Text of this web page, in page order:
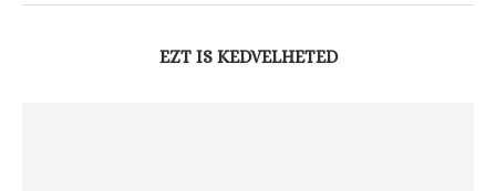
EZT IS KEDVELHETED